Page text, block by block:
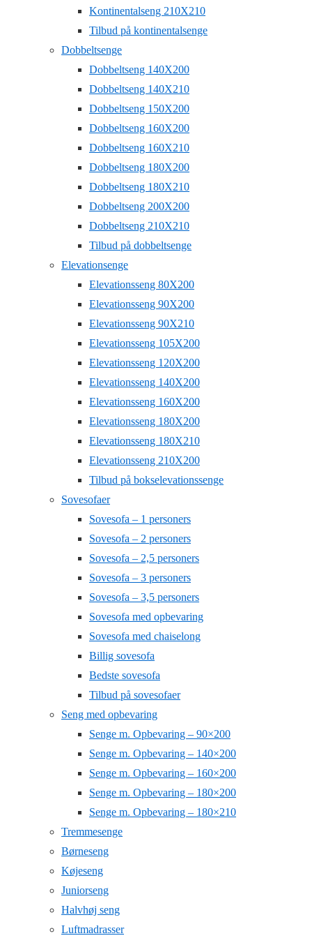
Kontinentalseng 210X210
Tilbud på kontinentalsenge
Dobbeltsenge
Dobbeltseng 140X200
Dobbeltseng 140X210
Dobbeltseng 150X200
Dobbeltseng 160X200
Dobbeltseng 160X210
Dobbeltseng 180X200
Dobbeltseng 180X210
Dobbeltseng 200X200
Dobbeltseng 210X210
Tilbud på dobbeltsenge
Elevationsenge
Elevationsseng 80X200
Elevationsseng 90X200
Elevationsseng 90X210
Elevationsseng 105X200
Elevationsseng 120X200
Elevationsseng 140X200
Elevationsseng 160X200
Elevationsseng 180X200
Elevationsseng 180X210
Elevationsseng 210X200
Tilbud på bokselevationssenge
Sovesofaer
Sovesofa – 1 personers
Sovesofa – 2 personers
Sovesofa – 2,5 personers
Sovesofa – 3 personers
Sovesofa – 3,5 personers
Sovesofa med opbevaring
Sovesofa med chaiselong
Billig sovesofa
Bedste sovesofa
Tilbud på sovesofaer
Seng med opbevaring
Senge m. Opbevaring – 90×200
Senge m. Opbevaring – 140×200
Senge m. Opbevaring – 160×200
Senge m. Opbevaring – 180×200
Senge m. Opbevaring – 180×210
Tremmesenge
Børneseng
Køjeseng
Juniorseng
Halvhøj seng
Luftmadrasser